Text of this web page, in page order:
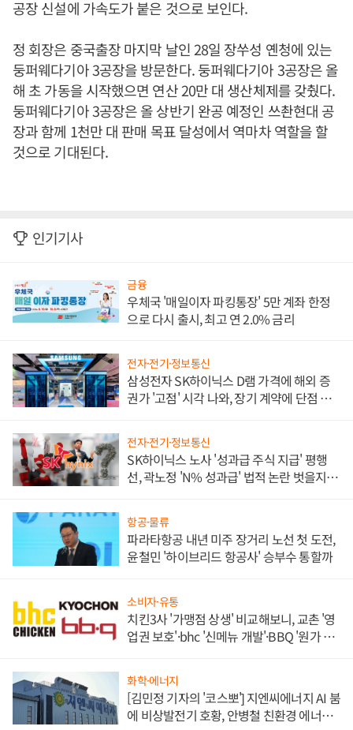
공장 신설에 가속도가 붙은 것으로 보인다.
정 회장은 중국출장 마지막 날인 28일 장쑤성 옌청에 있는
둥퍼웨다기아 3공장을 방문한다. 둥퍼웨다기아 3공장은 올
해 초 가동을 시작했으면 연산 20만 대 생산체제를 갖췄다.
둥퍼웨다기아 3공장은 올 상반기 완공 예정인 쓰촨현대 공
장과 함께 1천만 대 판매 목표 달성에서 역마차 역할을 할
것으로 기대된다.
인기기사
금융
우체국 '매일이자 파킹통장' 5만 계좌 한정
으로 다시 출시, 최고 연 2.0% 금리
전자·전기·정보통신
삼성전자 SK하이닉스 D램 가격에 해외 증
권가 '고점' 시각 나와, 장기 계약에 단점 부
전자·전기·정보통신
SK하이닉스 노사 '성과급 주식 지급' 평행
선, 곽노정 'N% 성과급' 법적 논란 벗을지 주
항공·물류
파라타항공 내년 미주 장거리 노선 첫 도전,
윤철민 '하이브리드 항공사' 승부수 통할까
소비자·유통
치킨3사 '가맹점 상생' 비교해보니, 교촌 '영
업권 보호'·bhc '신메뉴 개발'·BBQ '원가 부
화학·에너지
[김민정 기자의 '코스뽀'] 지엔씨에너지 AI 붐
에 비상발전기 호황, 안병철 친환경 에너지